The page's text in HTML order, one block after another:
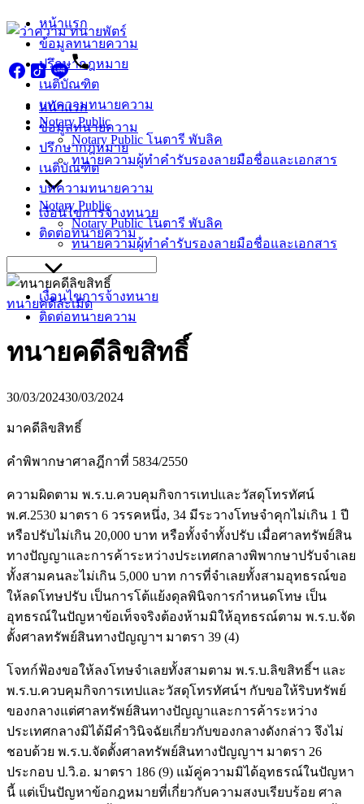
Skip
to
content
หน้าแรก
ข้อมูลทนายความ
ปรึกษากฎหมาย
เนติบัณฑิต
บทความทนายความ
Notary Public
Notary Public โนตารี พับลิค
ทนายความผู้ทำคำรับรองลายมือชื่อและเอกสาร
เงื่อนไขการจ้างทนาย
ติดต่อทนายความ
หน้าแรก
ข้อมูลทนายความ
ปรึกษากฎหมาย
เนติบัณฑิต
บทความทนายความ
Notary Public
Notary Public โนตารี พับลิค
ทนายความผู้ทำคำรับรองลายมือชื่อและเอกสาร
เงื่อนไขการจ้างทนาย
ติดต่อทนายความ
for:
ทนายคดีละเมิด
ทนายคดีลิขสิทธิ์
30/03/202430/03/2024
มาคดีลิขสิทธิ์
คำพิพากษาศาลฎีกาที่ 5834/2550
ความผิดตาม พ.ร.บ.ควบคุมกิจการเทปและวัสดุโทรทัศน์
พ.ศ.2530 มาตรา 6 วรรคหนึ่ง, 34 มีระวางโทษจำคุกไม่เกิน 1 ปี
หรือปรับไม่เกิน 20,000 บาท หรือทั้งจำทั้งปรับ เมื่อศาลทรัพย์สิน
ทางปัญญาและการค้าระหว่างประเทศกลางพิพากษาปรับจำเลย
ทั้งสามคนละไม่เกิน 5,000 บาท การที่จำเลยทั้งสามอุทธรณ์ขอ
ให้ลดโทษปรับ เป็นการโต้แย้งดุลพินิจการกำหนดโทษ เป็น
อุทธรณ์ในปัญหาข้อเท็จจริงต้องห้ามมิให้อุทธรณ์ตาม พ.ร.บ.จัด
ตั้งศาลทรัพย์สินทางปัญญาฯ มาตรา 39 (4)
โจทก์ฟ้องขอให้ลงโทษจำเลยทั้งสามตาม พ.ร.บ.ลิขสิทธิ์ฯ และ
พ.ร.บ.ควบคุมกิจการเทปและวัสดุโทรทัศน์ฯ กับขอให้ริบทรัพย์
ของกลางแต่ศาลทรัพย์สินทางปัญญาและการค้าระหว่าง
ประเทศกลางมิได้มีคำวินิจฉัยเกี่ยวกับของกลางดังกล่าว จึงไม่
ชอบด้วย พ.ร.บ.จัดตั้งศาลทรัพย์สินทางปัญญาฯ มาตรา 26
ประกอบ ป.วิ.อ. มาตรา 186 (9) แม้คู่ความมิได้อุทธรณ์ในปัญหา
นี้ แต่เป็นปัญหาข้อกฎหมายที่เกี่ยวกับความสงบเรียบร้อย ศาล